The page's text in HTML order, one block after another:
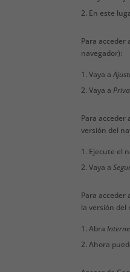
En este
Para
navegador):
Vaya a
Vaya a
Para
versión del
Ejecute el
Vaya a
Para
la versión del
Abra
Ahora